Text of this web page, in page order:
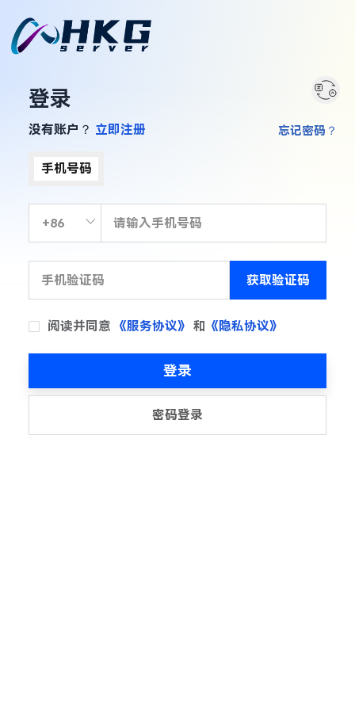
登录
没有账户？ 立即注册
手机号码
获取验证码
阅读并同意 《服务协议》 和 《隐私协议》
忘记密码？
登录
密码登录